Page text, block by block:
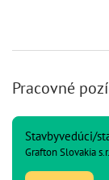
Pracovné
Stavbyvedúci/
Grafton Slovakia